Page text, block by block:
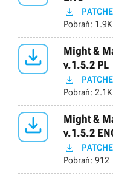

Pobrań: 1.9K

Might &
v.1.5.2 PL

Pobrań: 2.1K

Might &
v.1.5.2

Pobrań: 912